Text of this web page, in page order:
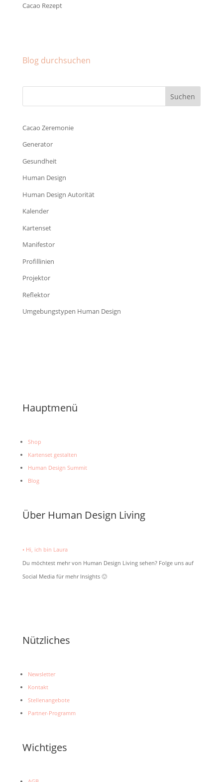
Cacao Rezept
Blog durchsuchen
Cacao Zeremonie
Generator
Gesundheit
Human Design
Human Design Autorität
Kalender
Kartenset
Manifestor
Profillinien
Projektor
Reflektor
Umgebungstypen Human Design
Hauptmenü
Shop
Kartenset gestalten
Human Design Summit
Blog
Über Human Design Living
• Hi, ich bin Laura
Du möchtest mehr von Human Design Living sehen? Folge uns auf
Social Media für mehr Insights 🙂
Nützliches
Newsletter
Kontakt
Stellenangebote
Partner-Programm
Wichtiges